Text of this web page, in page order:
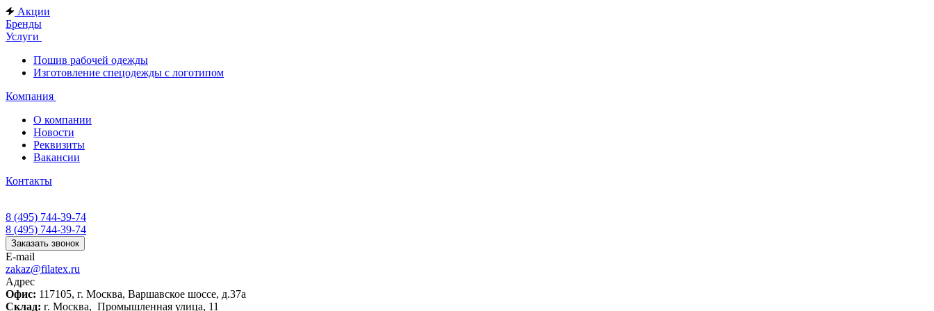
Акции
Бренды
Услуги
Пошив рабочей одежды
Изготовление спецодежды с логотипом
Компания
О компании
Новости
Реквизиты
Вакансии
Контакты
8 (495) 744-39-74
8 (495) 744-39-74
Заказать звонок
E-mail
zakaz@filatex.ru
Адрес
Офис: 117105, г. Москва, Варшавское шоссе, д.37а
Склад: г. Москва, Промышленная улица, 11